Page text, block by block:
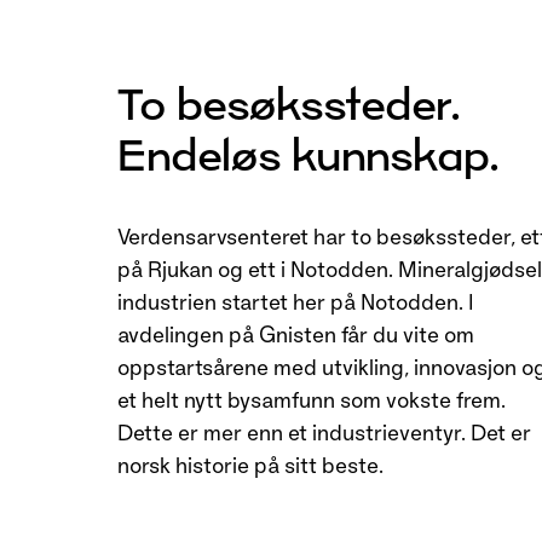
To besøkssteder.
Endeløs kunnskap.
Verdensarvsenteret har to besøkssteder,
på Rjukan og ett i Notodden.
industrien startet her på Notodden. I
avdelingen på Gnisten får du vite om
oppstartsårene med utvikling, innovasjon
et helt nytt bysamfunn som vokste frem.
Dette er mer enn et industrieventyr. Det er
norsk historie på sitt beste.